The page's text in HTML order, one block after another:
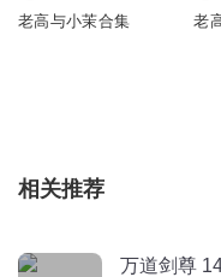
火鸡🦃好像头上也
滞纳金_天行者
食猿雕，这个是不
老高与小茉合集 老
相关推荐
万道剑尊